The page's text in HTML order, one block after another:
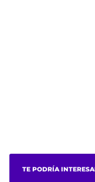
TE PODRÍA